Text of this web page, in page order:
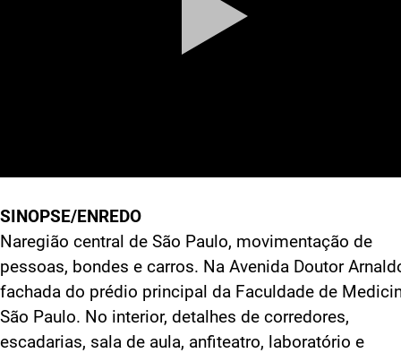
SINOPSE/ENREDO
Naregião central de São Paulo, movimentação de
pessoas, bondes e carros. Na Avenida Doutor
fachada do prédio principal da Faculdade de
São Paulo. No interior, detalhes de corredores,
escadarias, sala de aula, anfiteatro, laboratório e